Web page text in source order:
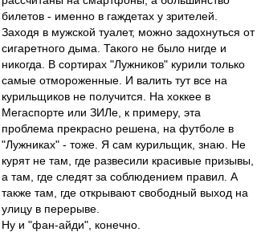
билетов - именно в гаждетах у зрителей.
Заходя в мужской туалет, можно задохнуться от
сигаретного дыма. Такого не было нигде и
никогда. В сортирах "Лужников" курили только
самые отмороженные. И валить тут все на
курильщиков не получится. На хоккее в
Мегаспорте или ЗИЛе, к примеру, эта
проблема прекрасно решена, на футболе в
"Лужниках" - тоже. Я сам курильщик, знаю. Не
курят не там, где развесили красивые призывы,
а там, где следят за соблюдением правил. А
также там, где открывают свободный выход на
улицу в перерыве.
Ну и "фан-айди", конечно.